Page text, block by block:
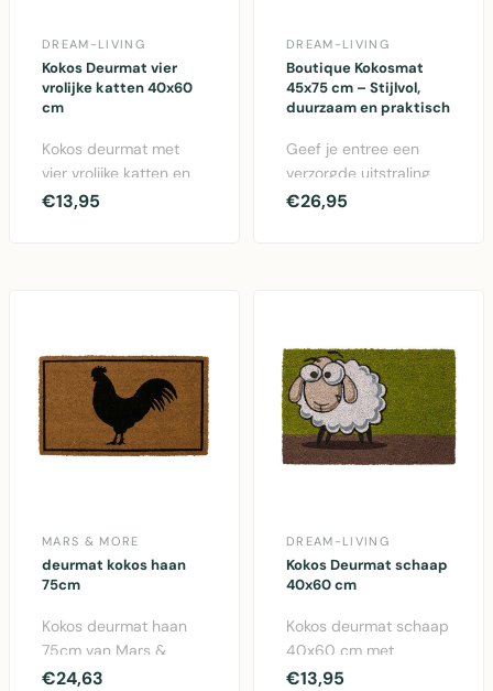
DREAM-LIVING
Kokos Deurmat vier
vrolijke katten 40x60
cm
Kokos deurmat met
vier vrolijke katten en
'Home sweet Home'
€13,95
DREAM-LIVING
Boutique Kokosmat
45x75 cm – Stijlvol,
duurzaam en praktisch
Geef je entree een
verzorgde uitstraling
met de Boutique
€26,95
MARS & MORE
deurmat kokos haan
75cm
Kokos deurmat haan
75cm van Mars &
More. Duurzame
€24,63
DREAM-LIVING
Kokos Deurmat schaap
40x60 cm
Kokos deurmat schaap
40x60 cm met
antisliplaag –
€13,95